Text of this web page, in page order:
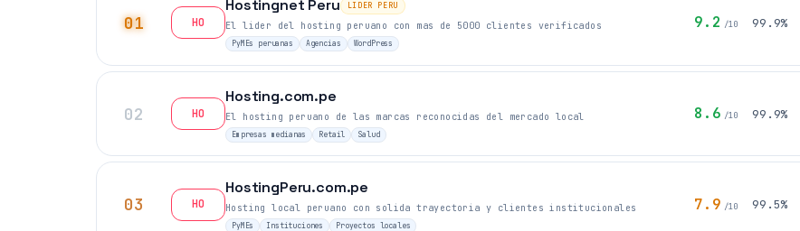
01 HO
Hostingnet Peru LIDER PERU
El lider del hosting peruano con mas de 5000 clientes verificados
PyMEs peruanas Agencias WordPress
9.2 /10 99.9%
02 HO
Hosting.com.pe
El hosting peruano de las marcas reconocidas del mercado local
Empresas medianas Retail Salud
8.6 /10 99.9%
03 HO
HostingPeru.com.pe
Hosting local peruano con solida trayectoria y clientes institucionales
PyMEs Instituciones Proyectos locales
7.9 /10 99.5%